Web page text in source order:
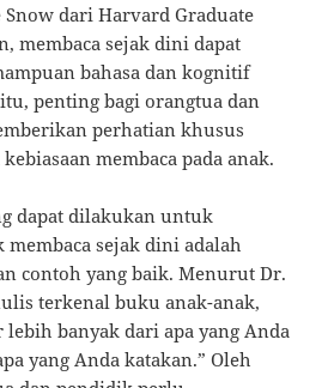
dari Harvard Graduate
membaca sejak dini dapat
bahasa dan kognitif
penting bagi orangtua dan
perhatian khusus
membaca pada anak.
dapat dilakukan untuk
membaca sejak dini adalah
contoh yang baik. Menurut Dr.
terkenal buku anak-anak,
lebih banyak dari apa yang Anda
yang Anda katakan.” Oleh